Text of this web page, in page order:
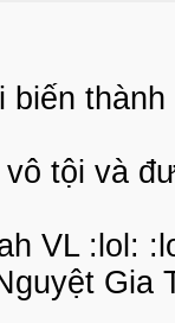
biến
tội và
VL :lol:
Gia